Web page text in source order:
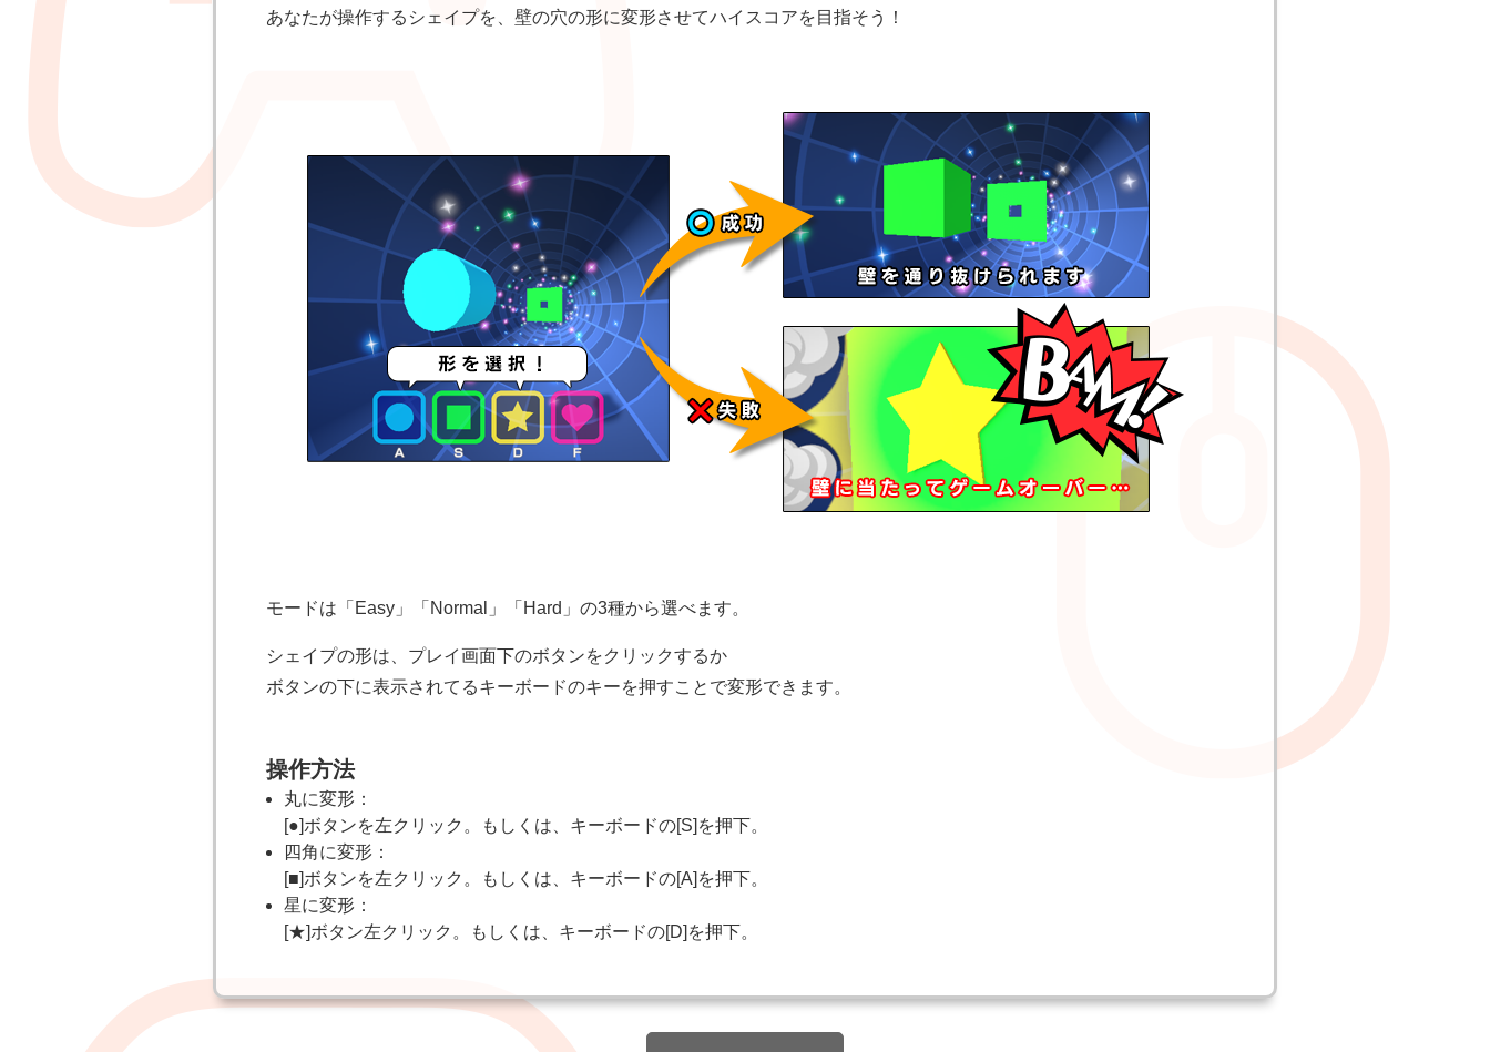
あなたが操作するシェイプを、壁の穴の形に変形させてハイスコアを目指そう！
モードは「Easy」「Normal」「Hard」の3種から選べます。
シェイプの形は、プレイ画面下のボタンをクリックするか
ボタンの下に表示されてるキーボードのキーを押すことで変形できます。
操作方法
丸に変形：
[●]ボタンを左クリック。もしくは、キーボードの[S]を押下。
四角に変形：
[■]ボタンを左クリック。もしくは、キーボードの[A]を押下。
星に変形：
[★]ボタン左クリック。もしくは、キーボードの[D]を押下。